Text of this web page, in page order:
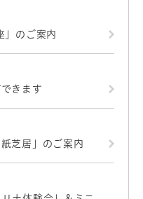
」のご案内
きます
芝居」のご案内